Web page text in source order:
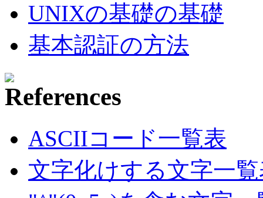
UNIXの基礎の基礎
基本認証の方法
ASCIIコード一覧表
文字化けする文字一